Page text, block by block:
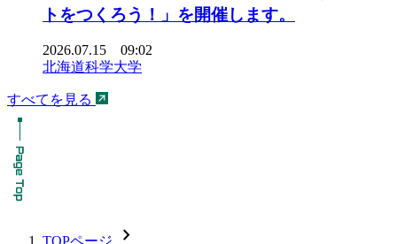
トをつくろう！」を開催します。
2026.07.15 09:02
北海道科学大学
すべてを見る
chevron_forward